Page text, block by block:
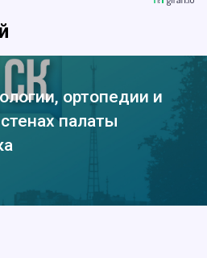
ортопедии и
палаты